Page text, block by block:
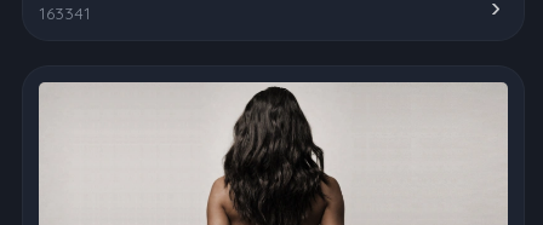
163341